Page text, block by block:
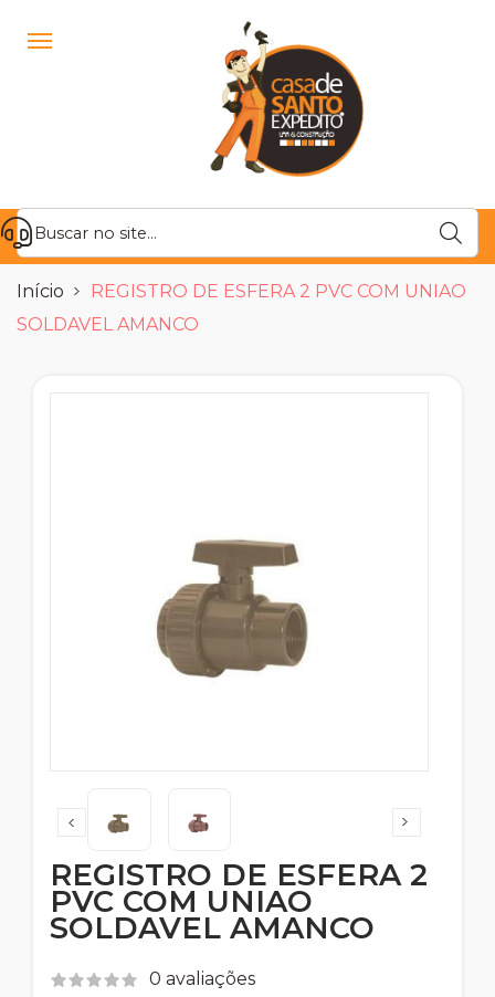
Início
REGISTRO DE ESFERA 2 PVC COM UNIAO
SOLDAVEL AMANCO
REGISTRO DE ESFERA 2
PVC COM UNIAO
SOLDAVEL AMANCO
0 avaliações